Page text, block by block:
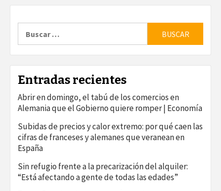
Entradas recientes
Abrir en domingo, el tabú de los comercios en
Alemania que el Gobierno quiere romper | Economía
Subidas de precios y calor extremo: por qué caen las
cifras de franceses y alemanes que veranean en
España
Sin refugio frente a la precarización del alquiler:
“Está afectando a gente de todas las edades”